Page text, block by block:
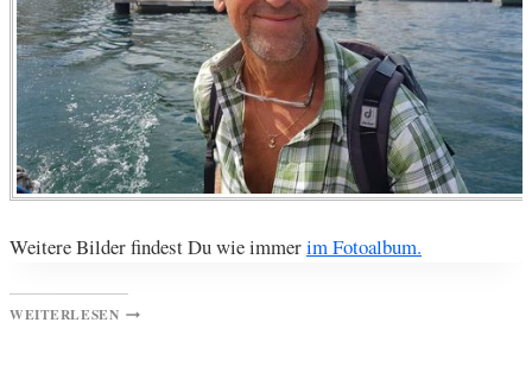
Weitere Bilder findest Du wie immerim Fotoalbum.
WEITERLESENMENORCA